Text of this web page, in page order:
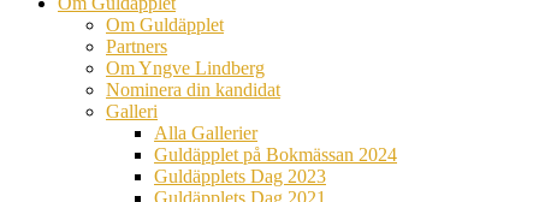
Om Guldäpplet
Partners
Om Yngve Lindberg
Nominera din kandidat
Galleri
Alla Gallerier
Guldäpplet på Bokmässan 2024
Guldäpplets Dag 2023
Guldäpplets Dag 2021